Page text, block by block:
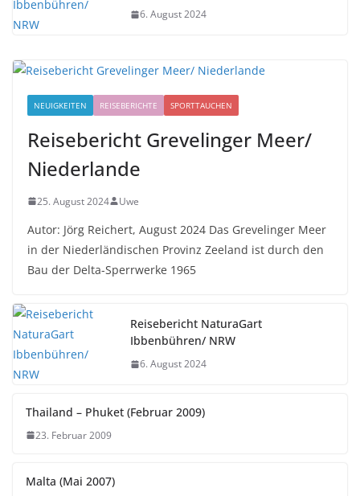
6. August 2024
NEUIGKEITEN REISEBERICHTE SPORTTAUCHEN
Reisebericht Grevelinger Meer/
Niederlande
25. August 2024 Uwe
Autor: Jörg Reichert, August 2024 Das Grevelinger Meer
in der Niederländischen Provinz Zeeland ist durch den
Bau der Delta-Sperrwerke 1965
Reisebericht NaturaGart
Ibbenbühren/ NRW
6. August 2024
Thailand – Phuket (Februar 2009)
23. Februar 2009
Malta (Mai 2007)